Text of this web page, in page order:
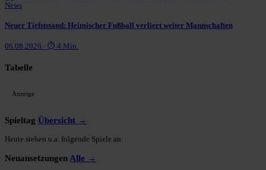
News
Neuer Tiefststand: Heimischer Fußball verliert weiter Mannschaften
06.08.2026 · ⏱ 4 Min.
Tabelle
Anzeige
Spieltag Übersicht →
Heute stehen u.a. folgende Spiele an:
Neuansetzungen Alle →